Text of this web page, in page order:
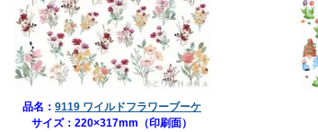
品名： 9119 ワイルドフラワーブーケ
サイズ：220×317mm（印刷面）